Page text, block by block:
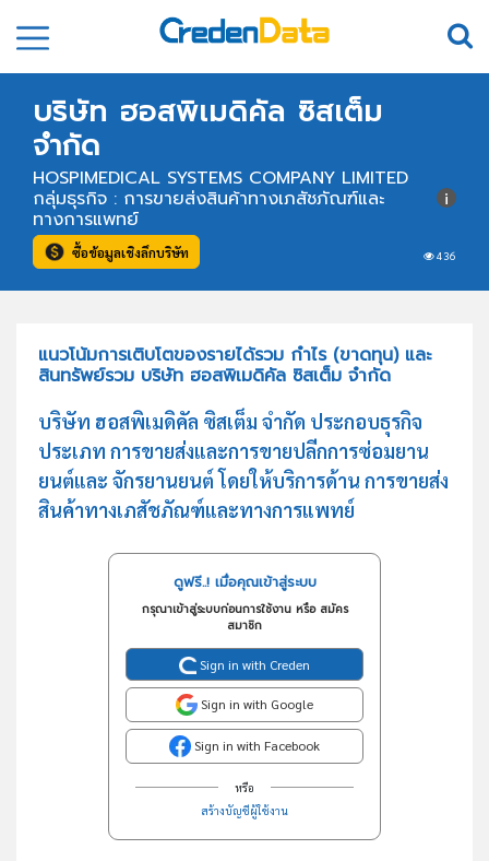
บริษัท ฮอสพิเมดิคัล ซิสเต็ม
จำกัด
HOSPIMEDICAL SYSTEMS COMPANY LIMITED
436
กลุ่มธุรกิจ : การขายส่งสินค้าทางเภสัชภัณฑ์และ
ทางการแพทย์
ซื้อข้อมูลเชิงลึกบริษัท
แนวโน้มการเติบโตของรายได้รวม กำไร (ขาดทุน) และ
สินทรัพย์รวม บริษัท ฮอสพิเมดิคัล ซิสเต็ม จำกัด
บริษัท ฮอสพิเมดิคัล ซิสเต็ม จำกัด ประกอบธุรกิจ
ประเภท การขายส่งและการขายปลีกการซ่อมยาน
ยนต์และ จักรยานยนต์ โดยให้บริการด้าน การขายส่ง
สินค้าทางเภสัชภัณฑ์และทางการแพทย์
ดูฟรี..! เมื่อคุณเข้าสู่ระบบ
กรุณาเข้าสู่ระบบก่อนการใช้งาน หรือ สมัคร
สมาชิก
Sign in with Creden
Sign in with Google
Sign in with Facebook
หรือ
สร้างบัญชีผู้ใช้งาน